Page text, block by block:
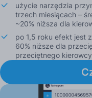
użycie narzędzia
trzech miesiącach –
~20% niższa dla
po 1,5 roku efekt jest
60% niższe dla
przeciętnego